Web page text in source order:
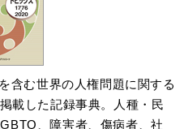
含む世界の人権問題に関する
載した記録事典。人種・民
、障害者、傷病者、社